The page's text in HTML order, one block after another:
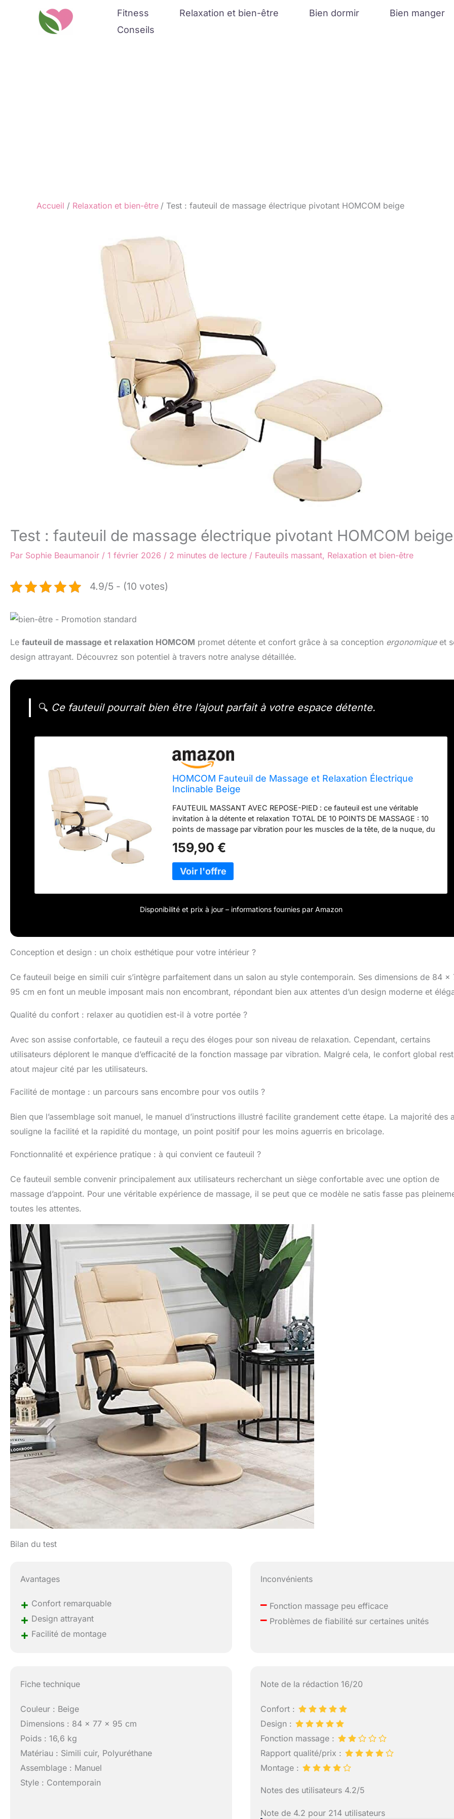
Fitness Relaxation et bien-être Bien dormir
Bien manger
Conseils
Accueil Relaxation et bien-être Test : fauteuil de massage électrique pivotant HOMCOM beige
Test : fauteuil de massage électrique pivotant HOMCOM beige
Par Sophie Beaumanoir / 1 février 2026 / 2 minutes de lecture / Fauteuils massant, Relaxation et bien-être
4.9/5 - (10 votes)
Le fauteuil de massage et relaxation HOMCOM promet détente et confort grâce à sa conception ergonomiqueet
design attrayant. Découvrez son potentiel à travers notre analyse détaillée.
🔍 Ce fauteuil pourrait bien être l’ajout parfait à votre espace détente.
HOMCOM Fauteuil de Massage et Relaxation Électrique
Inclinable Beige
FAUTEUIL MASSANT AVEC REPOSE-PIED : ce fauteuil est une véritable
invitation à la détente et relaxation TOTAL DE 10 POINTS DE MASSAGE : 10
points de massage par vibration pour les muscles de la tête, de la nuque, du
2 dans le repose-pieds) DOSSIER INCLINABLE RÉGLABLE : inclinaisons du
dossier réglable jusqu'à 145° CONCEPTION, FABRICATION DE QUALITÉ :
structure en acier solide pour une robutesse optimale - Revêtement
synthétique PU agréable au toucher et facile à nettoyer avec un chiffon
humide - Une pochette de rangement latérale incluse pour ranger la
au niveau de l'assise, du dossier et des accoudoirs - Fauteuil pivotant à
159,90 €
Disponibilité et prix à jour – informations fournies par Amazon
Conception et design : un choix esthétique pour votre intérieur ?
Ce fauteuil beige en simili cuir s’intègre parfaitement dans un salon au style contemporain. Ses dimensions de 84 x
95 cm en font un meuble imposant mais non encombrant, répondant bien aux attentes d’un design moderne et
Qualité du confort : relaxer au quotidien est-il à votre portée ?
Avec son assise confortable, ce fauteuil a reçu des éloges pour son niveau de relaxation. Cependant, certains
utilisateurs déplorent le manque d’efficacité de la fonction massage par vibration. Malgré cela, le confort global
atout majeur cité par les utilisateurs.
Facilité de montage : un parcours sans encombre pour vos outils ?
Bien que l’assemblage soit manuel, le manuel d’instructions illustré facilite grandement cette étape. La majorité des
souligne la facilité et la rapidité du montage, un point positif pour les moins aguerris en bricolage.
Fonctionnalité et expérience pratique : à qui convient ce fauteuil ?
Ce fauteuil semble convenir principalement aux utilisateurs recherchant un siège confortable avec une option de
massage d’appoint. Pour une véritable expérience de massage, il se peut que ce modèle ne satis fasse pas
toutes les attentes.
Bilan du test
Avantages
+ Confort remarquable
+ Design attrayant
+ Facilité de montage
Inconvénients
– Fonction massage peu efficace
– Problèmes de fiabilité sur certaines unités
Fiche technique
Couleur : Beige
Dimensions : 84 x 77 x 95 cm
Poids : 16,6 kg
Matériau : Simili cuir, Polyuréthane
Assemblage : Manuel
Style : Contemporain
Note de la rédaction 16/20
Confort :
Design :
Fonction massage :
Rapport qualité/prix :
Montage :
Notes des utilisateurs 4.2/5
Note de 4.2 pour 214 utilisateurs